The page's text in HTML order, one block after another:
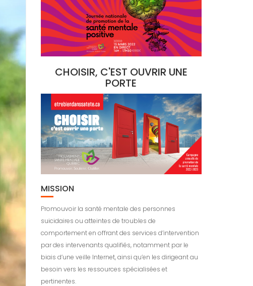
CHOISIR, C'EST OUVRIR UNE
PORTE
MISSION
Promouvoir la santé mentale des personnes
suicidaires ou atteintes de troubles de
comportement en offrant des services d’intervention
par des intervenants qualifiés, notamment par le
biais d’une veille Internet, ainsi qu’en les dirigeant au
besoin vers les ressources spécialisées et
pertinentes.